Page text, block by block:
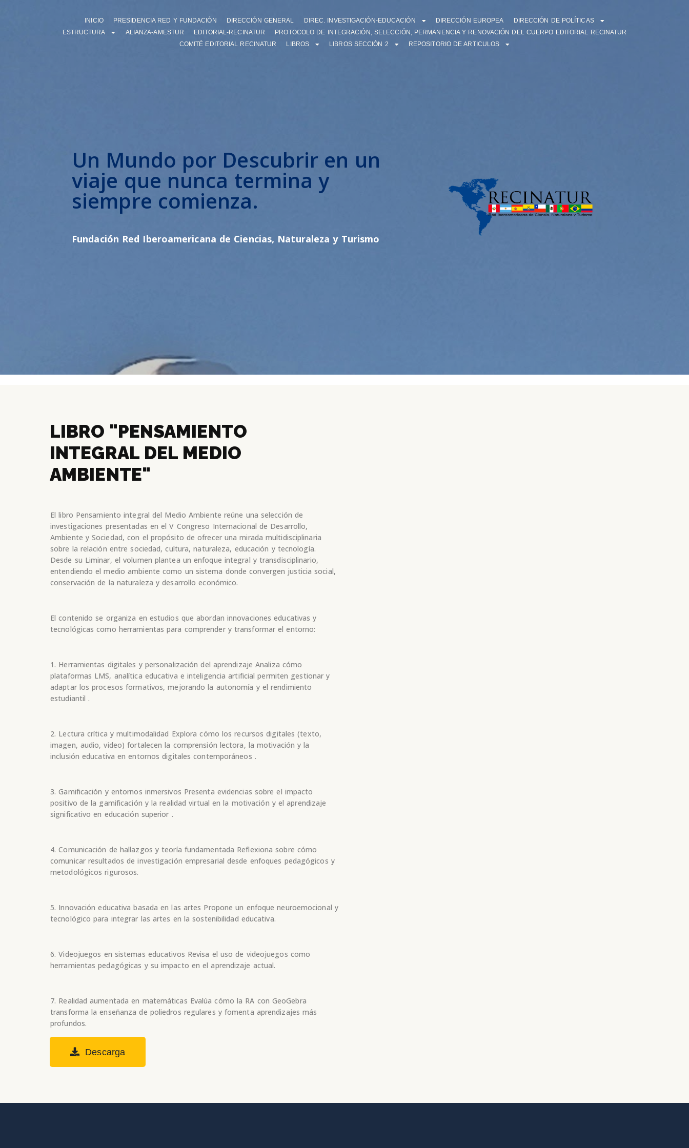
INICIO PRESIDENCIA RED Y FUNDACIÓN DIRECCIÓN GENERAL DIREC. INVESTIGACIÓN-EDUCACIÓN DIRECCIÓN EUROPEA
DIRECCIÓN DE POLÍTICAS
ESTRUCTURA
ALIANZA-AMESTUR EDITORIAL-RECINATUR
PROTOCOLO DE INTEGRACIÓN, SELECCIÓN, PERMANENCIA Y RENOVACIÓN DEL CUERPO EDITORIAL RECINATUR
COMITÉ EDITORIAL RECINATUR
LIBROS LIBROS SECCIÓN 2 REPOSITORIO DE ARTICULOS
Un Mundo por Descubrir en un
viaje que nunca termina y
siempre comienza.
Fundación Red Iberoamericana de Ciencias, Naturaleza y Turismo
LIBRO "PENSAMIENTO
INTEGRAL DEL MEDIO
AMBIENTE"
El libro Pensamiento integral del Medio Ambiente reúne una selección de
investigaciones presentadas en el V Congreso Internacional de Desarrollo,
Ambiente y Sociedad, con el propósito de ofrecer una mirada multidisciplinaria
sobre la relación entre sociedad, cultura, naturaleza, educación y tecnología.
Desde su Liminar, el volumen plantea un enfoque integral y transdisciplinario,
entendiendo el medio ambiente como un sistema donde convergen justicia social,
conservación de la naturaleza y desarrollo económico.
El contenido se organiza en estudios que abordan innovaciones educativas y
tecnológicas como herramientas para comprender y transformar el entorno:
1. Herramientas digitales y personalización del aprendizaje Analiza cómo
plataformas LMS, analítica educativa e inteligencia artificial permiten gestionar y
adaptar los procesos formativos, mejorando la autonomía y el rendimiento
estudiantil .
2. Lectura crítica y multimodalidad Explora cómo los recursos digitales (texto,
imagen, audio, video) fortalecen la comprensión lectora, la motivación y la
inclusión educativa en entornos digitales contemporáneos .
3. Gamificación y entornos inmersivos Presenta evidencias sobre el impacto
positivo de la gamificación y la realidad virtual en la motivación y el aprendizaje
significativo en educación superior .
4. Comunicación de hallazgos y teoría fundamentada Reflexiona sobre cómo
comunicar resultados de investigación empresarial desde enfoques pedagógicos y
metodológicos rigurosos.
5. Innovación educativa basada en las artes Propone un enfoque neuroemocional y
tecnológico para integrar las artes en la sostenibilidad educativa.
6. Videojuegos en sistemas educativos Revisa el uso de videojuegos como
herramientas pedagógicas y su impacto en el aprendizaje actual.
7. Realidad aumentada en matemáticas Evalúa cómo la RA con GeoGebra
transforma la enseñanza de poliedros regulares y fomenta aprendizajes más
profundos.
Descarga